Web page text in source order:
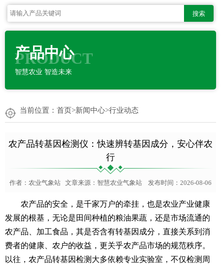
搜索
产品中心
PRODUCT
智慧农业 智造未来
当前位置： 首页>新闻中心>行业动态
农产品转基因检测仪：快速辨转基因成分，安心伴农
行
作者： 农业气象站 文章来源： 智慧农业气象站 发布时间：2026-08-06
农产品的安全，是千家万户的牵挂，也是农业产业健康
发展的根基，无论是田间种植的粮油果蔬，还是市场流通的
农产品、加工食品，其是否含有转基因成分，直接关系到消
费者的健康、农户的收益，更关乎农产品市场的规范秩序。
以往，农产品转基因检测大多依赖专业实验室，不仅检测周